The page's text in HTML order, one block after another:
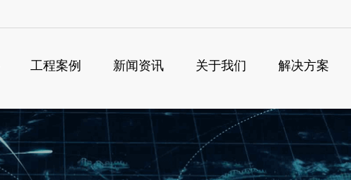
工程案例 新闻资讯 关于我们 解决方案
搜索